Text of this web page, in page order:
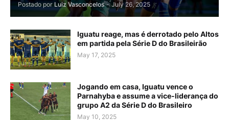
Postado por Luiz Vasconcelos - July 26, 2025
Iguatu reage, mas é derrotado pelo Altos
em partida pela Série D do Brasileirão
May 17, 2025
Jogando em casa, Iguatu vence o
Parnahyba e assume a vice-liderança do
grupo A2 da Série D do Brasileiro
May 10, 2025